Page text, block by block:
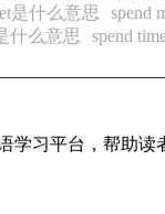
是什么意思
spend
什么意思
spend
学习平台，帮助